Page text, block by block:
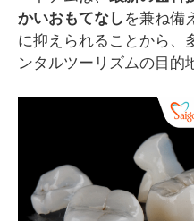
かいおもてなし を兼ね備
に抑えられることから、
ンタルツーリズムの目的